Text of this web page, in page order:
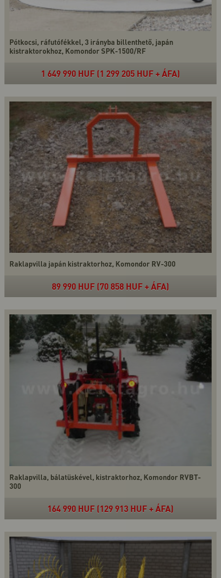
Pótkocsi, ráfutófékkel, 3 irányba billenthető, japán
kistraktorokhoz, Komondor SPK-1500/RF
1 649 990 HUF (1 299 205 HUF + ÁFA)
Raklapvilla japán kistraktorhoz, Komondor RV-300
89 990 HUF (70 858 HUF + ÁFA)
Raklapvilla, bálatüskével, kistraktorhoz, Komondor RVBT-
300
164 990 HUF (129 913 HUF + ÁFA)